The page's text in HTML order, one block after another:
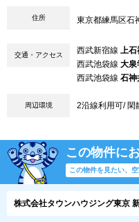
住所 東京都練馬区石
交通・アクセス 西武新宿線 上石
西武池袋線 大泉
西武池袋線 石神
周辺環境 2沿線利用可/ 閑
この物件に
この物件を見たい、
株式会社タウンハウジング東京